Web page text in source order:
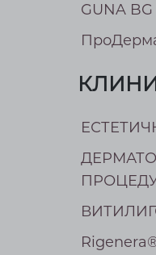
GUNA BG